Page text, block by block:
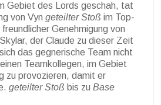
Gebiet des Lords geschah, tat
von Vyn geteilter Stoß im Top-
Genehmigung von
der Claude zu dieser Zeit
das gegnerische Team nicht
Teamkollegen, im Gebiet
zu provozieren, damit er
geteilter Stoß bis zu Base